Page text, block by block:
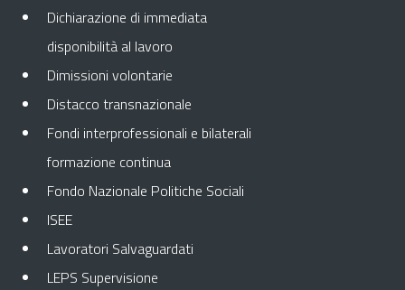
Dichiarazione di immediata
disponibilità al lavoro
Dimissioni volontarie
Distacco transnazionale
Fondi interprofessionali e bilaterali
formazione continua
Fondo Nazionale Politiche Sociali
ISEE
Lavoratori Salvaguardati
LEPS Supervisione